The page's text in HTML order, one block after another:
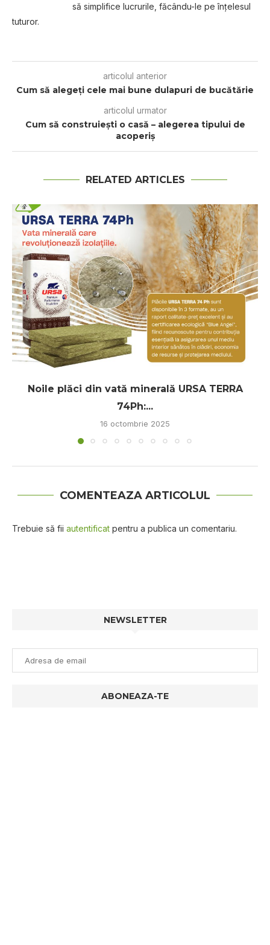
să simplifice lucrurile, făcându-le pe înțelesul
tuturor.
articolul anterior
Cum să alegeți cele mai bune dulapuri de bucătărie
articolul urmator
Cum să construiești o casă – alegerea tipului de
acoperiș
RELATED ARTICLES
Noile plăci din vată minerală URSA TERRA
74Ph:...
16 octombrie 2025
COMENTEAZA ARTICOLUL
Trebuie să fii autentificat pentru a publica un comentariu.
NEWSLETTER